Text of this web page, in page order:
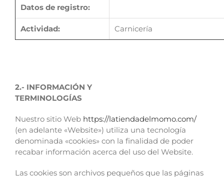
Datos de registro:
Actividad: Carnicería
2.- INFORMACIÓN Y
Nuestro sitio Web https://latiendadelmomo.com/
(en adelante «Website») utiliza una tecnología
denominada «cookies» con la finalidad de poder
recabar información acerca del uso del Website.
Las cookies son archivos pequeños que las páginas